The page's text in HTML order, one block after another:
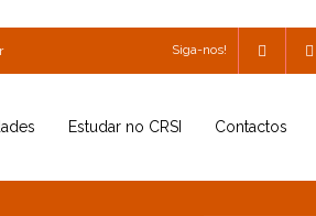
Siga-nos!
Estudar no CRSI Contactos